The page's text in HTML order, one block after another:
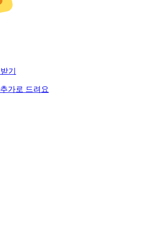
받기
가로 드려요